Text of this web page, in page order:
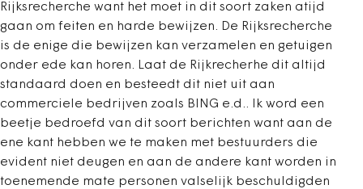
Rijksrecherche want het moet in dit soort zaken atijd
gaan om feiten en harde bewijzen. De Rijksrecherche
is de enige die bewijzen kan verzamelen en getuigen
onder ede kan horen. Laat de Rijkrecherhe dit altijd
standaard doen en besteedt dit niet uit aan
commerciele bedrijven zoals BING e.d.. Ik word een
beetje bedroefd van dit soort berichten want aan de
ene kant hebben we te maken met bestuurders die
evident niet deugen en aan de andere kant worden in
toenemende mate personen valselijk beschuldigden